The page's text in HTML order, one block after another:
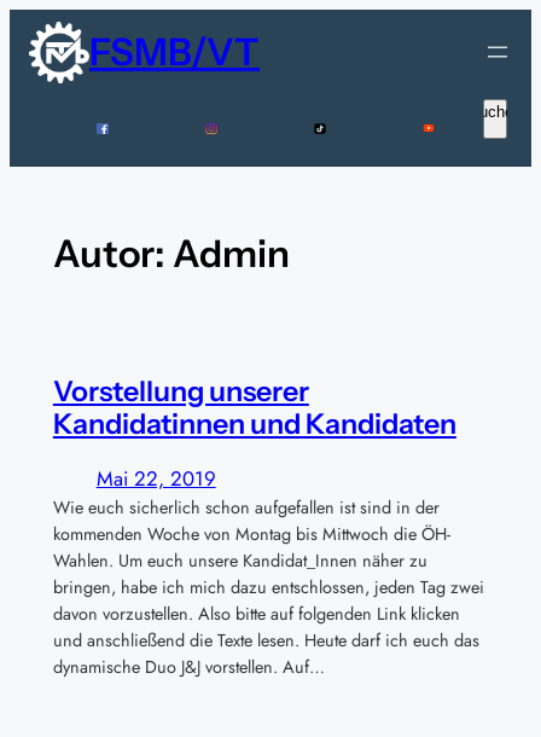
Direkt
zum
Inhalt
FSMB/VT
Suchen
Autor: Admin
Vorstellung unserer
Kandidatinnen und Kandidaten
Mai 22, 2019
Wie euch sicherlich schon aufgefallen ist sind in der
kommenden Woche von Montag bis Mittwoch die ÖH-
Wahlen. Um euch unsere Kandidat_Innen näher zu
bringen, habe ich mich dazu entschlossen, jeden Tag zwei
davon vorzustellen. Also bitte auf folgenden Link klicken
und anschließend die Texte lesen. Heute darf ich euch das
dynamische Duo J&J vorstellen. Auf…